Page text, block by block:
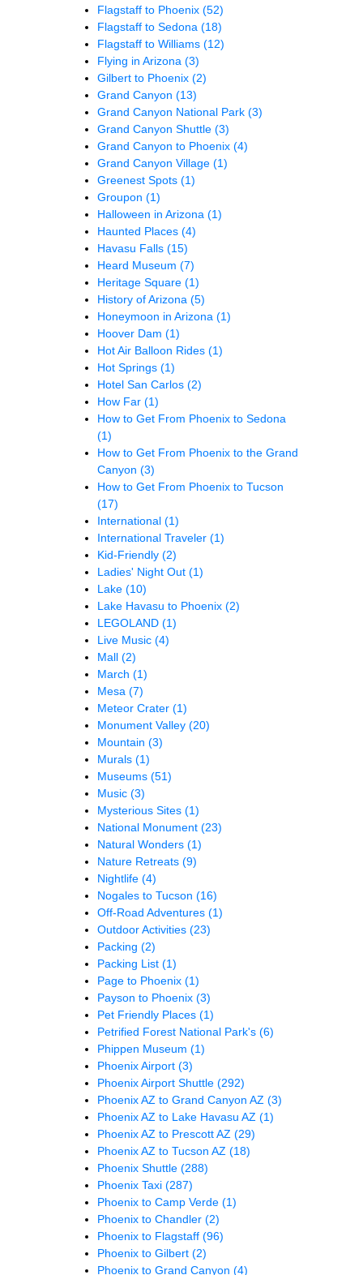
Flagstaff to Phoenix (52)
Flagstaff to Sedona (18)
Flagstaff to Williams (12)
Flying in Arizona (3)
Gilbert to Phoenix (2)
Grand Canyon (13)
Grand Canyon National Park (3)
Grand Canyon Shuttle (3)
Grand Canyon to Phoenix (4)
Grand Canyon Village (1)
Greenest Spots (1)
Groupon (1)
Halloween in Arizona (1)
Haunted Places (4)
Havasu Falls (15)
Heard Museum (7)
Heritage Square (1)
History of Arizona (5)
Honeymoon in Arizona (1)
Hoover Dam (1)
Hot Air Balloon Rides (1)
Hot Springs (1)
Hotel San Carlos (2)
How Far (1)
How to Get From Phoenix to Sedona
(1)
How to Get From Phoenix to the Grand
Canyon (3)
How to Get From Phoenix to Tucson
(17)
International (1)
International Traveler (1)
Kid-Friendly (2)
Ladies' Night Out (1)
Lake (10)
Lake Havasu to Phoenix (2)
LEGOLAND (1)
Live Music (4)
Mall (2)
March (1)
Mesa (7)
Meteor Crater (1)
Monument Valley (20)
Mountain (3)
Murals (1)
Museums (51)
Music (3)
Mysterious Sites (1)
National Monument (23)
Natural Wonders (1)
Nature Retreats (9)
Nightlife (4)
Nogales to Tucson (16)
Off-Road Adventures (1)
Outdoor Activities (23)
Packing (2)
Packing List (1)
Page to Phoenix (1)
Payson to Phoenix (3)
Pet Friendly Places (1)
Petrified Forest National Park's (6)
Phippen Museum (1)
Phoenix Airport (3)
Phoenix Airport Shuttle (292)
Phoenix AZ to Grand Canyon AZ (3)
Phoenix AZ to Lake Havasu AZ (1)
Phoenix AZ to Prescott AZ (29)
Phoenix AZ to Tucson AZ (18)
Phoenix Shuttle (288)
Phoenix Taxi (287)
Phoenix to Camp Verde (1)
Phoenix to Chandler (2)
Phoenix to Flagstaff (96)
Phoenix to Gilbert (2)
Phoenix to Grand Canyon (4)